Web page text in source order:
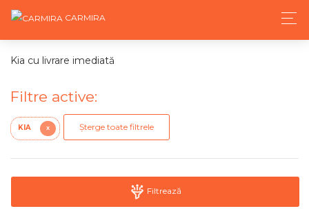
CARMIRA
Kia cu livrare imediată
Filtre active:
KIA X Șterge toate filtrele
Filtrează